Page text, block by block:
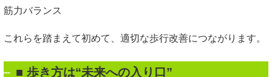
筋力バランス
これらを踏まえて初めて、適切な歩行改善につながります。
■ 歩き方は“未来への入り口”